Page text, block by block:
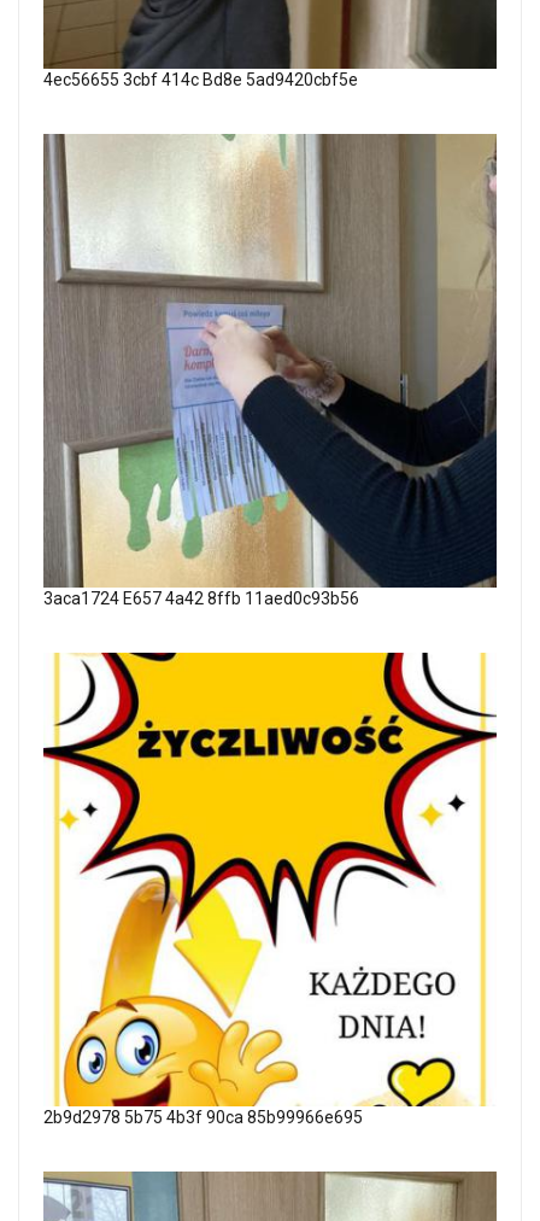
4ec56655 3cbf 414c Bd8e 5ad9420cbf5e
3aca1724 E657 4a42 8ffb 11aed0c93b56
2b9d2978 5b75 4b3f 90ca 85b99966e695